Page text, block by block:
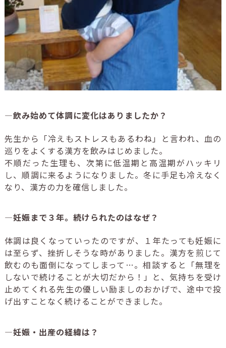
―飲み始めて体調に変化はありましたか？
先生から「冷えもストレスもあるわね」と言われ、血の
巡りをよくする漢方を飲みはじめました。
不順だった生理も、次第に低温期と高温期がハッキリ
し、順調に来るようになりました。冬に手足も冷えなく
なり、漢方の力を確信しました。
―妊娠まで３年。続けられたのはなぜ？
体調は良くなっていったのですが、１年たっても妊娠に
は至らず、挫折しそうな時がありました。漢方を煎じて
飲むのも面倒になってしまって…。相談すると「無理を
しないで続けることが大切だから！」と、気持ちを受け
止めてくれる先生の優しい励ましのおかげで、途中で投
げ出すことなく続けることができました。
―妊娠・出産の経緯は？